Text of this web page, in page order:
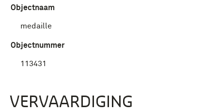
Objectnaam
medaille
Objectnummer
113431
VERVAARDIGING